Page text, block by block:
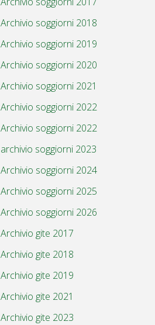
Archivio soggiorni 2018
Archivio soggiorni 2019
Archivio soggiorni 2020
Archivio soggiorni 2021
Archivio soggiorni 2022
Archivio soggiorni 2022
archivio soggiorni 2023
Archivio soggiorni 2024
Archivio soggiorni 2025
Archivio soggiorni 2026
Archivio gite 2017
Archivio gite 2018
Archivio gite 2019
Archivio gite 2021
Archivio gite 2023